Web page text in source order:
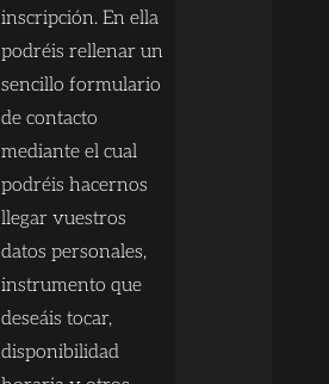
inscripción. En ella
podréis rellenar un
sencillo formulario
de contacto
mediante el cual
podréis hacernos
llegar vuestros
datos personales,
instrumento que
deseáis tocar,
disponibilidad